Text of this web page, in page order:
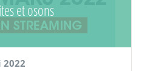
et osons
2022